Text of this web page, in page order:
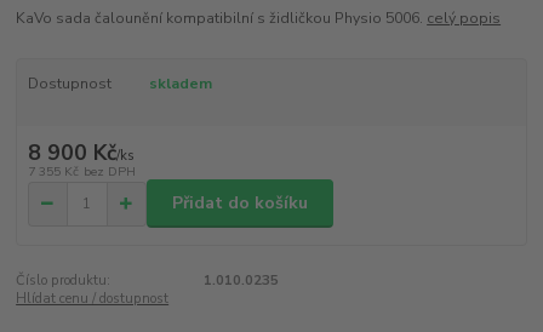
KaVo sada čalounění kompatibilní s židličkou Physio 5006. celý popis
Dostupnost skladem
8 900 Kč/ks
7 355 Kč bez DPH
Přidat do košíku
Číslo produktu:
1.010.0235
Hlídat cenu / dostupnost